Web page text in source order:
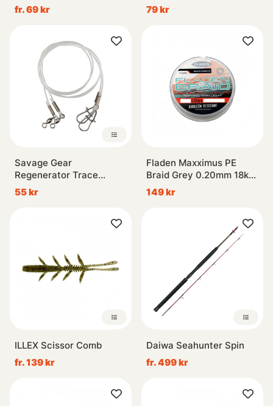
fr. 69 kr
79 kr
Savage Gear
Regenerator Trace
1.0mm 3-pack
55 kr
Fladen Maxximus PE
Braid Grey 0.20mm 18kg
250m
149 kr
ILLEX Scissor Comb
fr. 139 kr
Daiwa Seahunter Spin
fr. 499 kr